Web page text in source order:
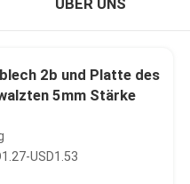
ÜBER UNS
2b und Platte des
5mm Stärke
USD1.53